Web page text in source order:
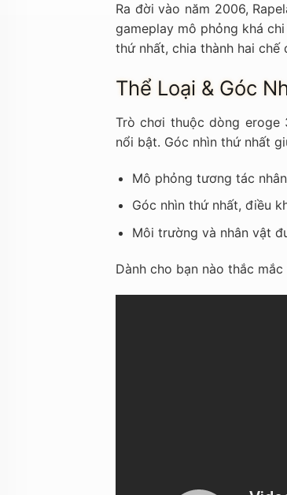
Ra đời vào năm 2006,
gameplay mô phỏng khá
thứ nhất, chia thành hai
Thể Loại & Góc
Trò chơi thuộc dòng
nổi bật. Góc nhìn thứ nhất
Mô phỏng tương tác
Góc nhìn thứ nhất, điều
Môi trường và nhân vật
Dành cho bạn nào thắc